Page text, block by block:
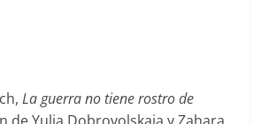
La guerra no tiene rostro de